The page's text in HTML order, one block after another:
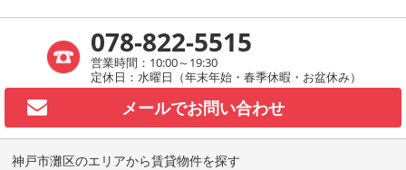
078-822-5515
営業時間：10:00～19:30
定休日：水曜日（年末年始・春季休暇・お盆休み）
メールでお問い合わせ
神戸市灘区のエリアから賃貸物件を探す